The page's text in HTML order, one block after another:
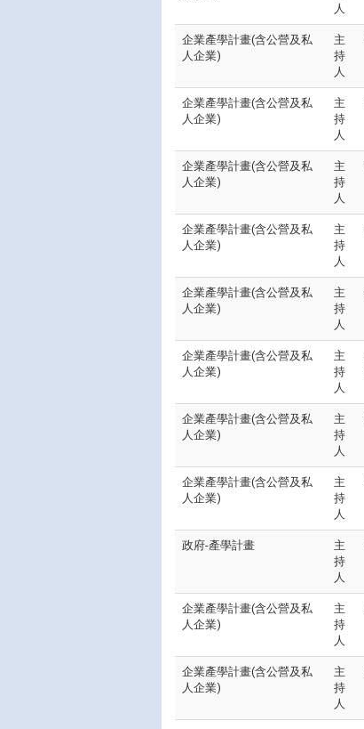
人
企業產學計畫(含公營及私
人企業)
主
持
人
企業產學計畫(含公營及私
人企業)
主
持
人
企業產學計畫(含公營及私
人企業)
主
持
人
企業產學計畫(含公營及私
人企業)
主
持
人
企業產學計畫(含公營及私
人企業)
主
持
人
企業產學計畫(含公營及私
人企業)
主
持
人
企業產學計畫(含公營及私
人企業)
主
持
人
企業產學計畫(含公營及私
人企業)
主
持
人
政府-產學計畫
主
持
人
企業產學計畫(含公營及私
人企業)
主
持
人
企業產學計畫(含公營及私
人企業)
主
持
人